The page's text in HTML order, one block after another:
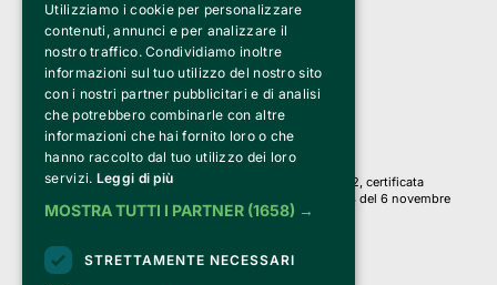
Clappit è un marchio di proprietà di:
Bemils Srl
a Socio Unico
Via Fosse Ardeatine, 4 -20092 Cinisello Balsamo (MI)
PI 05589050961
Iscr. C.C.I.A.A. Milano R.E.A. 1833471
© 2010-2025 Bemils Srl - Tutti i diritti riservati
Credits:
Clappit è basato sulla piattaforma di biglietteria Belive 6.2, certificata
dall’Agenzia delle Entrate con protocollo n. 2025/445474 del 6 novembre
2025.
Su Clappit i tuoi acquisti ed i tuoi dati
sono sicuri e protetti da un certificato SSL
con crittografia a 128 bit.
Utilizziamo i cookie per personalizzare
contenuti, annunci e per analizzare il
nostro traffico. Condividiamo inoltre
informazioni sul tuo utilizzo del nostro sito
con i nostri partner pubblicitari e di analisi
che potrebbero combinarle con altre
informazioni che hai fornito loro o che
hanno raccolto dal tuo utilizzo dei loro
servizi. Leggi di più
MOSTRA TUTTI I PARTNER (1658) →
STRETTAMENTE NECESSARI